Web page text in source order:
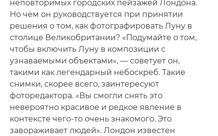
неповторимых городских пейзажей Лондона.
Но чем он руководствуется при принятии
решения о том, как фотографировать Луну в
столице Великобритании? «Подумайте о том,
чтобы включить Луну в композиции с
узнаваемыми объектами», — советует он,
такими как легендарный небоскреб. Такие
снимки, скорее всего, заинтересуют
фоторедактора. «Вы смогли снять это
невероятно красивое и редкое явление в
контексте чего-то очень знакомого. Это
завораживает людей». Лондон известен